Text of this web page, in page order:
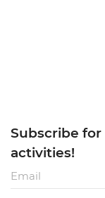
Subscribe
activities!